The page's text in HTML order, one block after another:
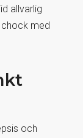
allvarlig
med
och